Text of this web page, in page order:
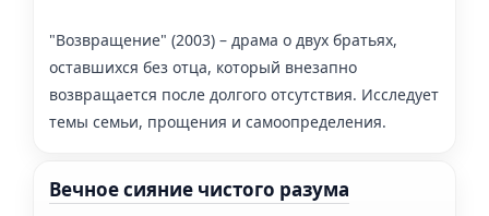
"Возвращение" (2003) – драма о двух братьях,
оставшихся без отца, который внезапно
возвращается после долгого отсутствия. Исследует
темы семьи, прощения и самоопределения.
Вечное сияние чистого разума